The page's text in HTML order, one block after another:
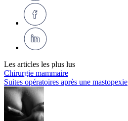
Les articles les plus lus
Chirurgie mammaire
Suites opératoires après une mastopexie